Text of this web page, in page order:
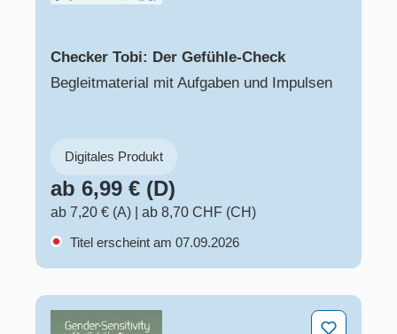
Checker Tobi: Der Gefühle-Check
Begleitmaterial mit Aufgaben und Impulsen
Digitales Produkt
ab 6,99 € (D)
ab 7,20 € (A)
ab 8,70 CHF (CH)
Titel erscheint am 07.09.2026
Gender-Sensitivity für Schüler*innen